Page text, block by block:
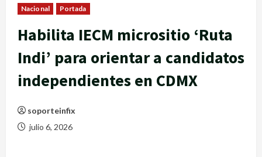
Nacional Portada
Habilita IECM micrositio ‘Ruta
Indi’ para orientar a candidatos
independientes en CDMX
soporteinfix
julio 6, 2026